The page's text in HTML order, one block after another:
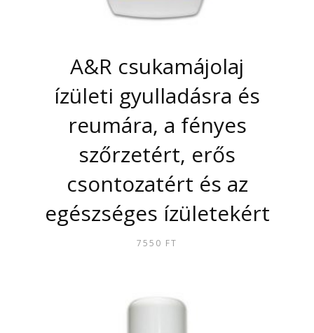
A&R csukamájolaj
ízületi gyulladásra és
reumára, a fényes
szőrzetért, erős
csontozatért és az
egészséges ízületekért
7550 FT